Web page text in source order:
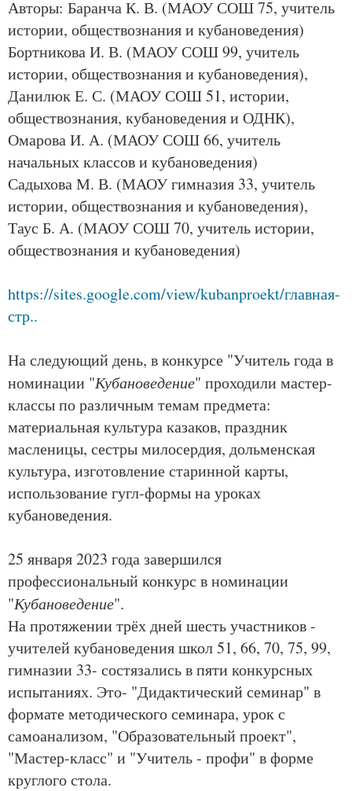
Авторы: Баранча К. В. (МАОУ СОШ 75, учитель
истории, обществознания и кубановедения)
Бортникова И. В. (МАОУ СОШ 99, учитель
истории, обществознания и кубановедения),
Данилюк Е. С. (МАОУ СОШ 51, истории,
обществознания, кубановедения и ОДНК),
Омарова И. А. (МАОУ СОШ 66, учитель
начальных классов и кубановедения)
Садыхова М. В. (МАОУ гимназия 33, учитель
истории, обществознания и кубановедения),
Таус Б. А. (МАОУ СОШ 70, учитель истории,
обществознания и кубановедения)
https://sites.google.com/view/kubanproekt/главная-
стр..
На следующий день, в конкурсе "Учитель года в
номинации "Кубановедение" проходили мастер-
классы по различным темам предмета:
материальная культура казаков, праздник
масленицы, сестры милосердия, дольменская
культура, изготовление старинной карты,
использование гугл-формы на уроках
кубановедения.
25 января 2023 года завершился
профессиональный конкурс в номинации
"Кубановедение".
На протяжении трёх дней шесть участников -
учителей кубановедения школ 51, 66, 70, 75, 99,
гимназии 33- состязались в пяти конкурсных
испытаниях. Это- "Дидактический семинар" в
формате методического семинара, урок с
самоанализом, "Образовательный проект",
"Мастер-класс" и "Учитель - профи" в форме
круглого стола.